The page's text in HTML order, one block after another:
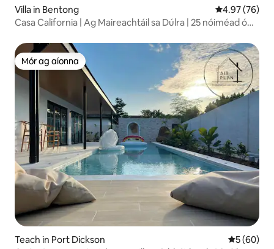
Villa in Bentong Meánrátáil
4.97 (76)
Casa California | Ag Maireachtáil sa Dúlra | 25 nóiméad ó
Mór ag aíonna
Mór ag aíonna
Teach in Port Dickson Meánrátáil
5 (60)